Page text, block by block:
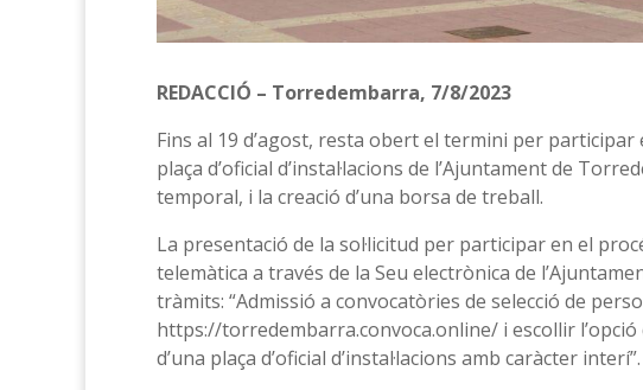
REDACCIÓ – Torredembarra, 7/8/2023
Fins al 19 d’agost, resta obert el termini per
plaça d’oficial d’instal·lacions de l’Ajuntament de
temporal, i la creació d’una borsa de treball.
La presentació de la sol·licitud per participar en el
telemàtica a través de la Seu electrònica de
tràmits: “Admissió a convocatòries de selecció de
https://torredembarra.convoca.online/ i escollir
d’una plaça d’oficial d’instal·lacions amb caràcter interí”.